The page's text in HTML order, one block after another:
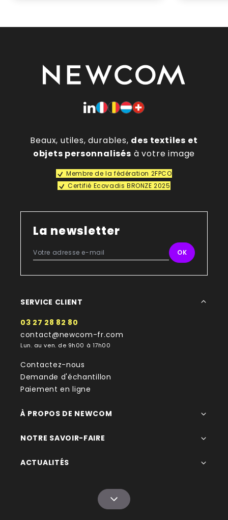
Beaux, utiles, durables, des textiles et
objets personnalisés à votre image
Membre de la fédération 2FPCO
Certifié Ecovadis BRONZE 2025
La newsletter
SERVICE CLIENT
03 27 28 82 80
contact@newcom-fr.com
Lun. au ven. de 9h00 à 17h00
Contactez-nous
Demande d'échantillon
Paiement en ligne
À PROPOS DE NEWCOM
NOTRE SAVOIR-FAIRE
ACTUALITÉS